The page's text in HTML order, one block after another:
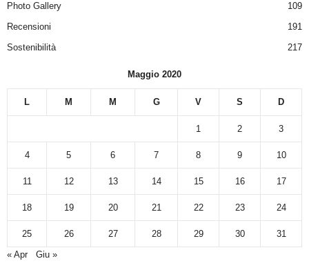
Photo Gallery
109
Recensioni
191
Sostenibilità
217
Maggio 2020
L M M G V S D
1 2 3
4 5 6 7 8 9 10
11 12 13 14 15 16 17
18 19 20 21 22 23 24
25 26 27 28 29 30
31
« Apr
Giu »